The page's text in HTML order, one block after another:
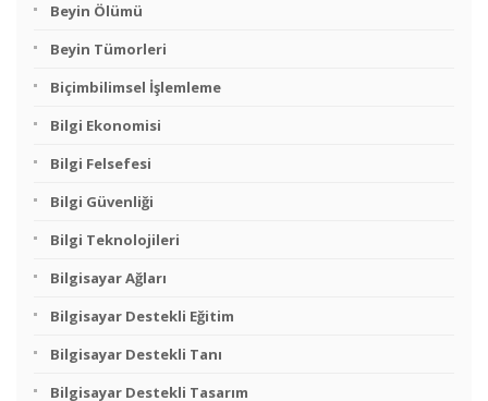
Beyin Ölümü
Beyin Tümorleri
Biçimbilimsel İşlemleme
Bilgi Ekonomisi
Bilgi Felsefesi
Bilgi Güvenliği
Bilgi Teknolojileri
Bilgisayar Ağları
Bilgisayar Destekli Eğitim
Bilgisayar Destekli Tanı
Bilgisayar Destekli Tasarım